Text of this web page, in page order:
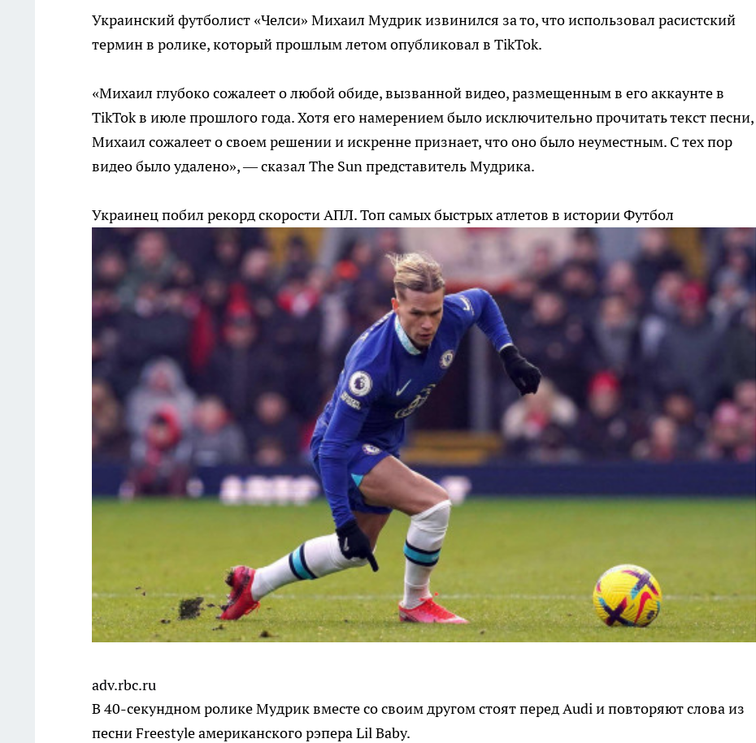
Украинский футболист «Челси» Михаил Мудрик извинился за то, что использовал расистский
термин в ролике, который прошлым летом опубликовал в TikTok.
«Михаил глубоко сожалеет о любой обиде, вызванной видео, размещенным в его аккаунте в
TikTok в июле прошлого года. Хотя его намерением было исключительно прочитать текст песни,
Михаил сожалеет о своем решении и искренне признает, что оно было неуместным. С тех пор
видео было удалено», — сказал The Sun представитель Мудрика.
Украинец побил рекорд скорости АПЛ. Топ самых быстрых атлетов в историиФутбол
adv.rbc.ru
В 40-секундном ролике Мудрик вместе со своим другом стоят перед Audi и повторяют слова из
песни Freestyle американского рэпера Lil Baby.